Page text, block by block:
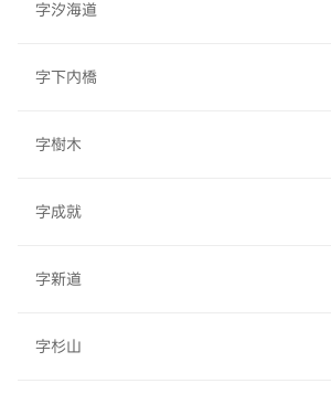
字汐海道
字下内橋
字樹木
字成就
字新道
字杉山